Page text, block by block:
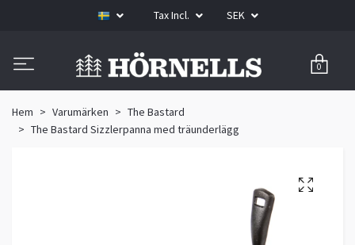
Tax Incl. SEK
0
Hem Varumärken
The Bastard
The Bastard Sizzlerpanna med träunderlägg